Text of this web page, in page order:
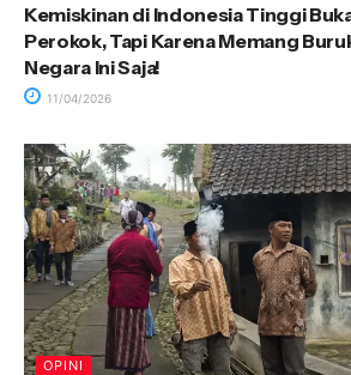
Kemiskinan di Indonesia Tinggi
Perokok, Tapi Karena Memang
Negara Ini Saja!
11/04/2026
OPINI